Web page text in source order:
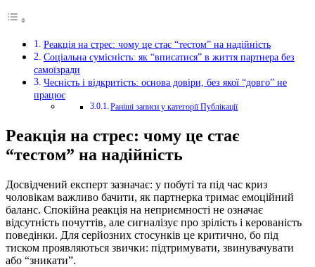
Реакція на стрес: чому це стає “тестом” на надійність
Соціальна сумісність: як “вписатися” в життя партнера без
самоїзради
Чесність і відкритість: основа довіри, без якої “довго” не
працює
Раніші записи у категорії Публікації
Реакція на стрес: чому це стає
“тестом” на надійність
Досвідчений експерт зазначає: у побуті та під час криз
чоловікам важливо бачити, як партнерка тримає емоційний
баланс. Спокійна реакція на неприємності не означає
відсутність почуттів, але сигналізує про зрілість і керованість
поведінки. Для серйозних стосунків це критично, бо під
тиском проявляються звички: підтримувати, звинувачувати
або “зникати”.